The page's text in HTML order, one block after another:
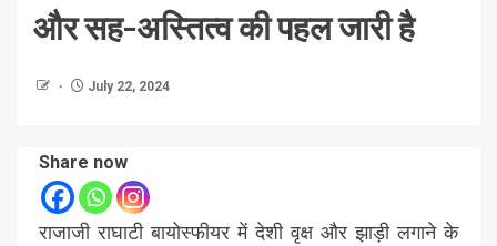
और सह-अस्तित्व की पहल जारी है
July 22, 2024
Share now
राजाजी राघाटी बायोस्फीयर में देशी वृक्ष और झाड़ी लगाने के